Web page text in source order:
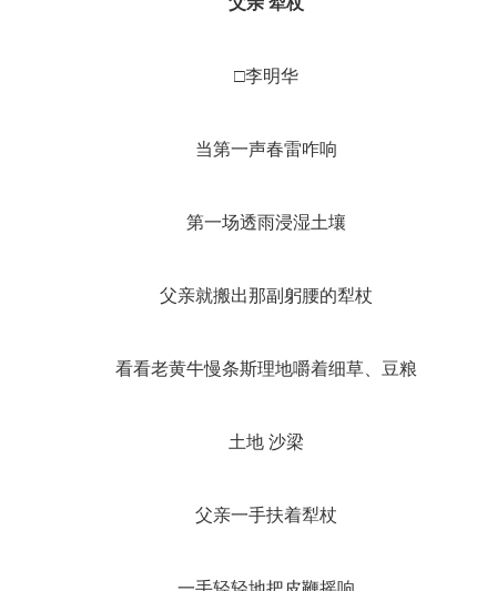
□李明华
当第一声春雷咋响
第一场透雨浸湿土壤
父亲就搬出那副躬腰的犁杖
看看老黄牛慢条斯理地嚼着细草、豆粮
土地 沙梁
父亲一手扶着犁杖